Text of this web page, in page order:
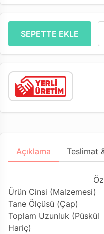
SEPETTE EKLE
Açıklama Teslimat
Ürün Cinsi (Malzemesi)
Tane Ölçüsü (Çap)
Toplam Uzunluk (Püskül
Hariç)